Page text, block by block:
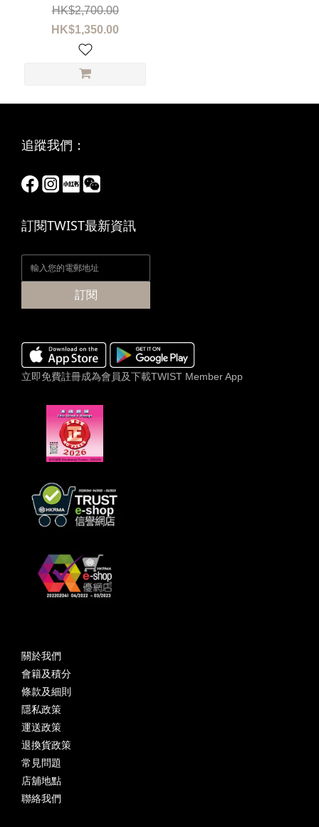
HK$1,350.00
HK$2,700.00
追蹤我們：
訂閱TWIST最新資訊
訂閱
立即免費註冊成為會員及下載TWIST Member App
關於我們
會籍及積分
條款及細則
隱私政策
運送政策
退換貨政策
常見問題
店舖地點
聯絡我們